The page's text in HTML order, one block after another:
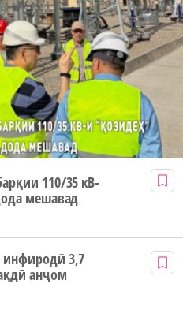
110/35 кВ-
мешавад
инфиродӣ 3,7
анҷом